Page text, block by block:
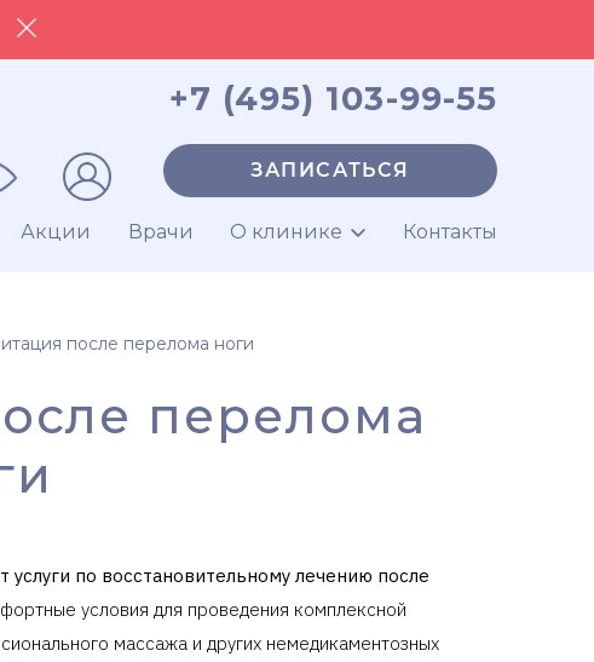
+7 (495) 103-99-55
ЗАПИСАТЬСЯ
Акции Врачи О клинике Контакты
после перелома ноги
перелома
по восстановительному лечению после
условия для проведения комплексной
массажа и других немедикаментозных